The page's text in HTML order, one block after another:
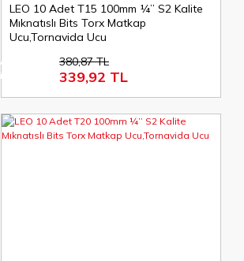
LEO 10 Adet T15 100mm ¼’’ S2 Kalite
Mıknatıslı Bits Torx Matkap
Ucu,Tornavida Ucu
%11
indirim
380,87 TL
339,92 TL